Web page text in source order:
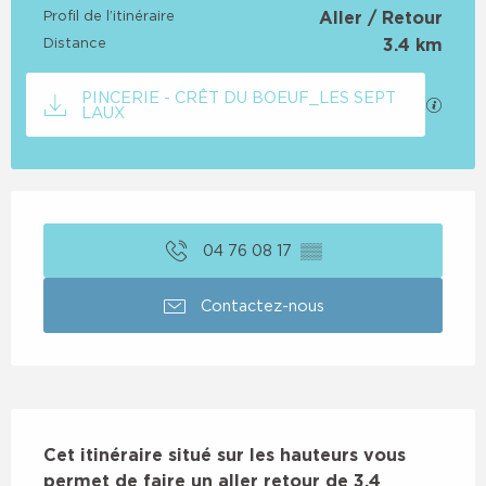
Profil de l’itinéraire Aller / Retour
Distance 3.4 km
Documentation
PINCERIE - CRÊT DU BOEUF_LES SEPT
LAUX
04 76 08 17 ▒▒
Contactez-nous
Cet itinéraire situé sur les hauteurs vous
permet de faire un aller retour de 3,4